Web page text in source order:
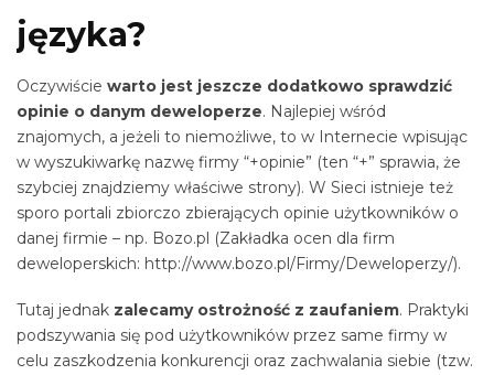
języka?
Oczywiście warto jest jeszcze dodatkowo sprawdzić
opinie o danym deweloperze. Najlepiej wśród
znajomych, a jeżeli to niemożliwe, to w Internecie wpisując
w wyszukiwarkę nazwę firmy “+opinie” (ten “+” sprawia, że
szybciej znajdziemy właściwe strony). W Sieci istnieje też
sporo portali zbiorczo zbierających opinie użytkowników o
danej firmie – np. Bozo.pl (Zakładka ocen dla firm
deweloperskich: http://www.bozo.pl/Firmy/Deweloperzy/).
Tutaj jednak zalecamy ostrożność z zaufaniem. Praktyki
podszywania się pod użytkowników przez same firmy w
celu zaszkodzenia konkurencji oraz zachwalania siebie (tzw.